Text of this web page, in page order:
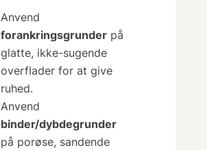
Anvend
forankringsgrunder på
glatte, ikke-sugende
overflader for at give
ruhed.
Anvend
binder/dybdegrunder
på porøse, sandende